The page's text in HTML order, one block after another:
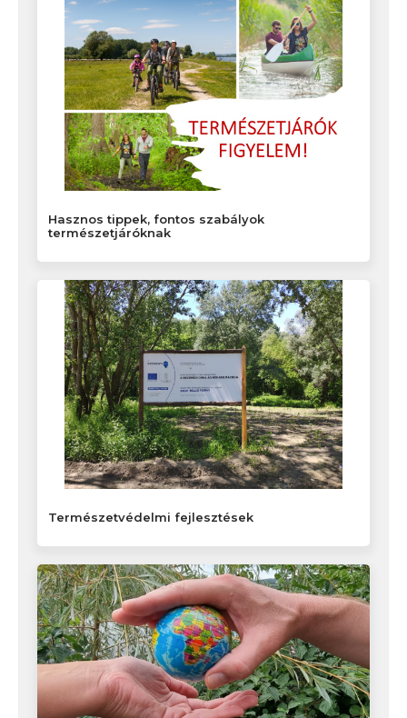
Hasznos tippek, fontos szabályok
természetjáróknak
Természetvédelmi fejlesztések